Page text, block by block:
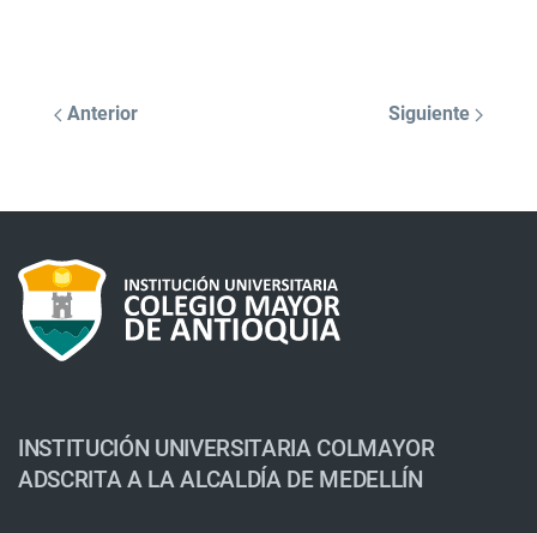
Anterior Siguiente
INSTITUCIÓN UNIVERSITARIA COLMAYOR
ADSCRITA A LA ALCALDÍA DE MEDELLÍN